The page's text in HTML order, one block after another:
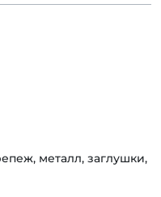
металл, заглушки,